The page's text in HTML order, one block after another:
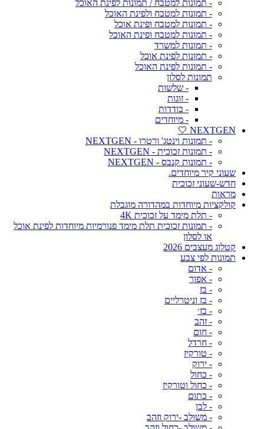
- תמונות למטבח / תמונות לפינת האוכל
- תמונות למטבח ולפינת האוכל
- תמונות למטבח ופינת אוכל
- תמונות למטבח ופינת האוכל
- תמונות למשרד
- תמונות לפינת אוכל
- תמונות לפינת האוכל
תמונות לסלון
- שלשות
- זוגות
- בודדות
- מיוחדים
NEXTGEN 🤍
- תמונות וינטג' ורטרו - NEXTGEN
- תמונות זכוכית - NEXTGEN
- תמונות קנבס - NEXTGEN
שעוני קיר מיוחדים.
חדש-שעוני זכוכית
מראות
קולקציות מיוחדות במהדורה מוגבלת
- תלת מימד על זכוכית 4K
- תמונות זכוכית תלת מימד פנורמיות מיוחדות לפינת אוכל
או לסלון
קטלוג מעצבים 2026
תמונות לפי צבע
- אדום
- אפור
- בז
- בז וניטרליים
- בז׳
- זהב
- חום
- חרדל
- טורקיז
- ירוק
- כחול
- כחול וטורקיז
- כתום
- לבן
- משולב -ירוק וזהב